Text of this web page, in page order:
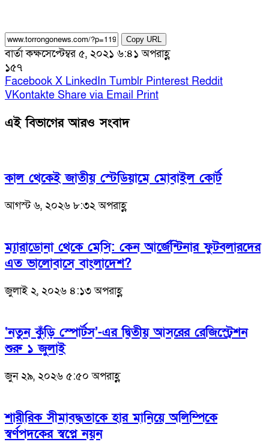
Copy URL
বার্তা কক্ষসেপ্টেম্বর ৫, ২০২১ ৬:৪১ অপরাহ্ণ
১৫৭
Facebook X LinkedIn Tumblr Pinterest Reddit
VKontakte Share via Email Print
এই বিভাগের আরও সংবাদ
কাল থেকেই জাতীয় স্টেডিয়ামে মোবাইল কোর্ট
আগস্ট ৬, ২০২৬ ৮:৩২ অপরাহ্ণ
ম্যারাডোনা থেকে মেসি: কেন আর্জেন্টিনার ফুটবলারদের
এত ভালোবাসে বাংলাদেশ?
জুলাই ২, ২০২৬ ৪:১৩ অপরাহ্ণ
‘নতুন কুঁড়ি স্পোর্টস’-এর দ্বিতীয় আসরের রেজিস্ট্রেশন
শুরু ১ জুলাই
জুন ২৯, ২০২৬ ৫:৫০ অপরাহ্ণ
শারীরিক সীমাবদ্ধতাকে হার মানিয়ে অলিম্পিকে
স্বর্ণপদকের স্বপ্নে নয়ন